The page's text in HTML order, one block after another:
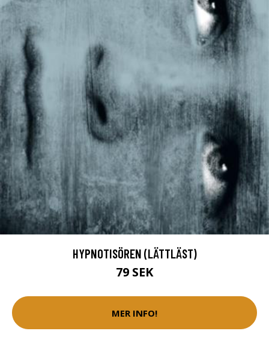
HYPNOTISÖREN (LÄTTLÄST)
79 SEK
MER INFO!